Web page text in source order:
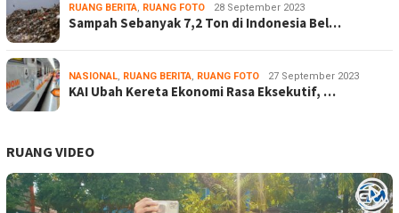
RUANG BERITA, RUANG FOTO 28 September 2023
Sampah Sebanyak 7,2 Ton di Indonesia Bel…
NASIONAL, RUANG BERITA, RUANG FOTO 27 September 2023
KAI Ubah Kereta Ekonomi Rasa Eksekutif, …
RUANG VIDEO